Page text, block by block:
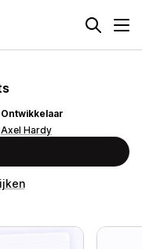
Ontwikkelaar
Axel Hardy